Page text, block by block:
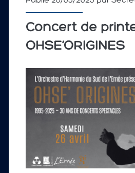
Concert de
OHSE’ORIGINES